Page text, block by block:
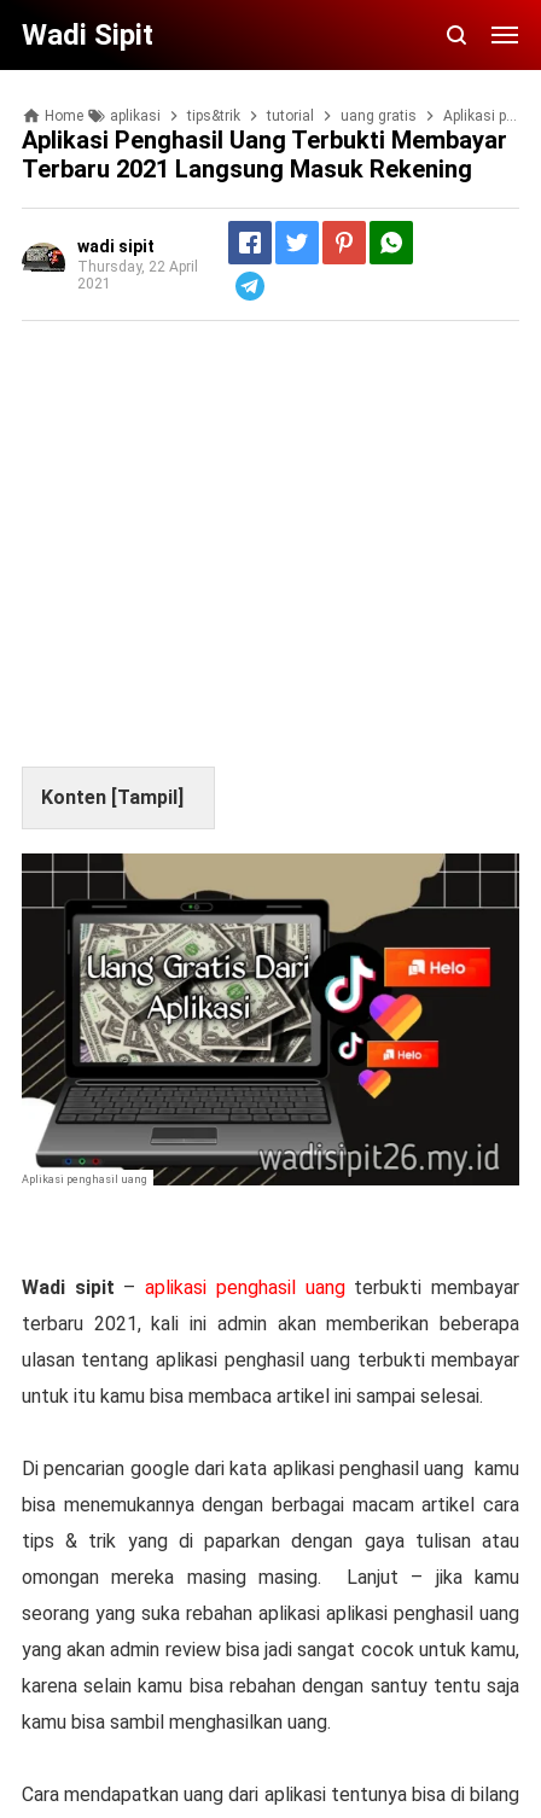
Wadi Sipit
Home aplikasi tips&trik tutorial uang gratis Aplikasi penghasil uang terbukti membayar terbaru 2021 langsung masuk rekening
Aplikasi Penghasil Uang Terbukti Membayar
Terbaru 2021 Langsung Masuk Rekening
wadi sipit
Thursday, 22 April
2021
Konten [Tampil]
Aplikasi penghasil uang
Wadi sipit –aplikasi penghasil uangterbukti membayar
terbaru 2021, kali ini admin akan memberikan beberapa
ulasan tentang aplikasi penghasil uang terbukti membayar
untuk itu kamu bisa membaca artikel ini sampai selesai.
Di pencarian google dari kata aplikasi penghasil uang kamu
bisa menemukannya dengan berbagai macam artikel cara
tips & trik yang di paparkan dengan gaya tulisan atau
omongan mereka masing masing. Lanjut – jika kamu
seorang yang suka rebahan aplikasi aplikasi penghasil uang
yang akan admin review bisa jadi sangat cocok untuk kamu,
karena selain kamu bisa rebahan dengan santuy tentu saja
kamu bisa sambil menghasilkan uang.
Cara mendapatkan uang dari aplikasi tentunya bisa di bilang